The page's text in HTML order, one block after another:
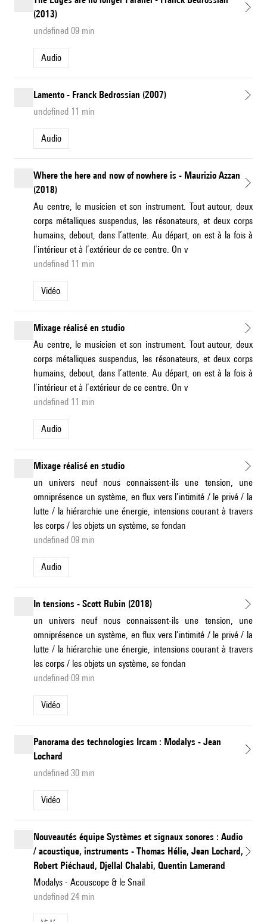
(2013)
undefined 09 min
Audio
Lamento - Franck Bedrossian (2007)
undefined 11 min
Audio
Where the here and now of nowhere is - Maurizio Azzan
(2018)
Au centre, le musicien et son instrument. Tout autour, deux
corps métalliques suspendus, les résonateurs, et deux corps
humains, debout, dans l’attente. Au départ, on est à la fois à
l’intérieur et à l’extérieur de ce centre. On v
undefined 11 min
Vidéo
Mixage réalisé en studio
Au centre, le musicien et son instrument. Tout autour, deux
corps métalliques suspendus, les résonateurs, et deux corps
humains, debout, dans l’attente. Au départ, on est à la fois à
l’intérieur et à l’extérieur de ce centre. On v
undefined 11 min
Audio
Mixage réalisé en studio
un univers neuf nous connaissent-ils une tension, une
omniprésence un système, en flux vers l’intimité / le privé / la
lutte / la hiérarchie une énergie, intensions courant à travers
les corps / les objets un système, se fondan
undefined 09 min
Audio
In tensions - Scott Rubin (2018)
un univers neuf nous connaissent-ils une tension, une
omniprésence un système, en flux vers l’intimité / le privé / la
lutte / la hiérarchie une énergie, intensions courant à travers
les corps / les objets un système, se fondan
undefined 09 min
Vidéo
Panorama des technologies Ircam : Modalys - Jean
Lochard
undefined 30 min
Vidéo
Nouveautés équipe Systèmes et signaux sonores : Audio
/ acoustique, instruments - Thomas Hélie, Jean Lochard,
Robert Piéchaud, Djellal Chalabi, Quentin Lamerand
Modalys - Acouscope & le Snail
undefined 24 min